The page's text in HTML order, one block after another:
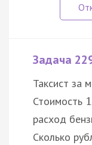
Задача
Таксист за
Стоимость 1
расход
Сколько